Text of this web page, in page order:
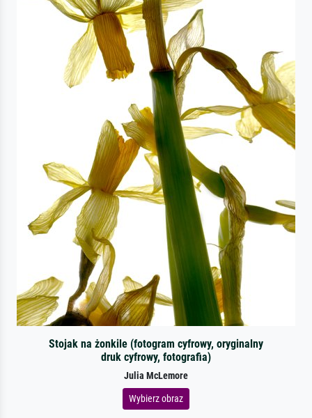
Stojak na żonkile (fotogram cyfrowy, oryginalny
druk cyfrowy, fotografia)
Julia McLemore
Wybierz obraz